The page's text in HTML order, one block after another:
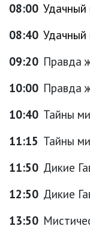
08:00 Удачный
08:40 Удачный
09:20 Правда
10:00 Правда
10:40 Тайны
11:15 Тайны
11:50 Дикие
12:50 Дикие
13:50